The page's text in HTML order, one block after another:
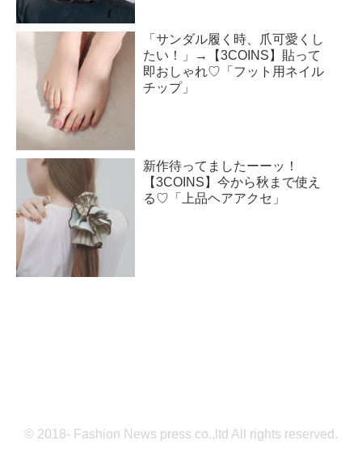
「サンダル履く時、爪可愛くし
たい！」→【3COINS】貼って
即おしゃれ♡「フット用ネイル
チップ」
新作待ってましたーーッ！
【3COINS】今から秋まで使え
る♡「上品ヘアアクセ」
© 2018- Fashion News press co.,ltd All rights reserved.